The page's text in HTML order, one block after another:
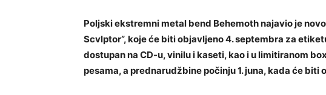
Poljski ekstremni metal bend Behemothnajavio je
Scvlptor”, koje će biti objavljeno 4. septembra za
dostupan na CD-u, vinilu i kaseti, kao i u limitiranom
pesama, a prednarudžbine počinju 1. juna, kada će